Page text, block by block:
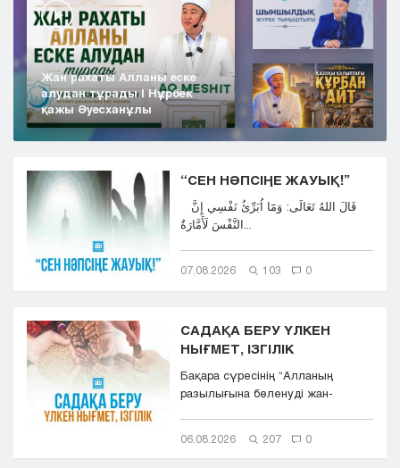
Жан рахаты Алланы еске
алудан тұрады | Нұрбек
қажы Әуесханұлы
“СЕН НӘПСІҢЕ ЖАУЫҚ!”
07.08.2026 103 0
САДАҚА БЕРУ ҮЛКЕН
НЫҒМЕТ, ІЗГІЛІК
Бақара сүресінің “Aлланың
разылығына бөленуді жан-
06.08.2026 207 0